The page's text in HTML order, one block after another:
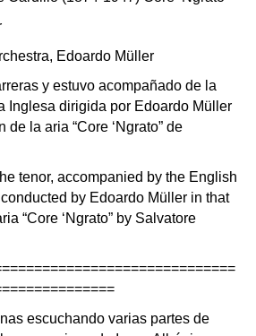
Edoardo Müller
y estuvo acompañado de la
Inglesa dirigida por Edoardo Müller
la aria “Core ‘Ngrato” de
tenor, accompanied by the English
by Edoardo Müller in that
“Core ‘Ngrato” by Salvatore
escuchando varias partes de